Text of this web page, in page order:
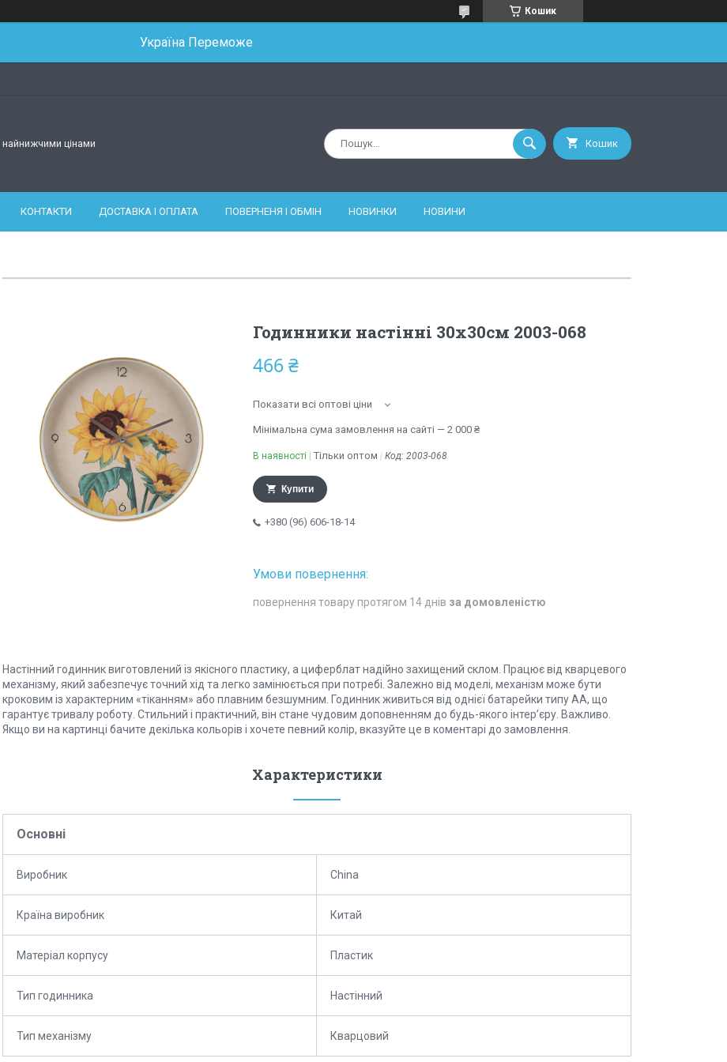
Кошик
Україна Переможе
цінами Кошик
КОНТАКТИ ДОСТАВКА І ОПЛАТА ПОВЕРНЕНЯ І ОБМІН НОВИНКИ НОВИНИ
Годинники настінні 30х30см 2003-068
466 ₴
Показати всі оптові ціни
Мінімальна сума замовлення на сайті — 2 000 ₴
В наявності Тільки оптом Код: 2003-068
Купити
+380 (96) 606-18-14
повернення товару протягом 14 днів за домовленістю
Настінний годинник виготовлений із якісного пластику, а циферблат надійно захищений склом. Працює від кварцевого
механізму, який забезпечує точний хід та легко замінюється при потребі. Залежно від моделі, механізм може бути
кроковим із характерним «тіканням» або плавним безшумним. Годинник живиться від однієї батарейки типу АА, що
гарантує тривалу роботу. Стильний і практичний, він стане чудовим доповненням до будь-якого інтер’єру. Важливо.
Якщо ви на картинці бачите декілька кольорів і хочете певний колір, вказуйте це в коментарі до замовлення.
Характеристики
Основні
Виробник China
Країна виробник Китай
Матеріал корпусу Пластик
Тип годинника Настінний
Тип механізму Кварцовий